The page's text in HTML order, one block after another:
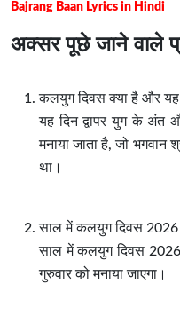
Bajrang Baan Lyrics in Hindi
अक्सर पूछे जाने वाले
कलयुग दिवस क्या है और यह
यह दिन द्वापर युग के अंत
मनाया जाता है, जो
था।
साल में कलयुग दिवस 2026
साल में कलयुग दिवस 2026
गुरुवार को मनाया जाएगा।